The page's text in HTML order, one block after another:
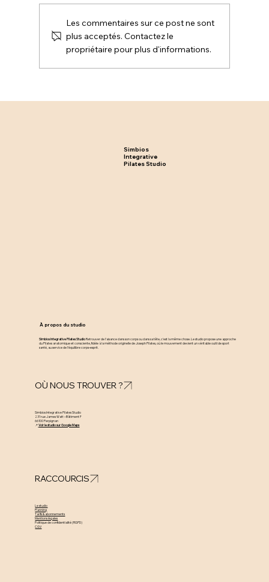
Body Summer : Préparez Votre Corps
Les commentaires sur ce post ne sont
plus acceptés. Contactez le
propriétaire pour plus d'informations.
Simbios
Integrative
Pilates Studio
À propos du studio
Simbios Integrative Pilates StudioRetrouver de l’aisance dans son corps ou dans sa tête, c’est la même chose. Le studio propose une approche
du Pilates anatomique et consciente, fidèle à la méthode originelle de Joseph Pilates, où le mouvement devient un véritable outil de sport
santé, au service de l’équilibre corps–esprit.
OÙ NOUS TROUVER ?
Simbios Integrative Pilates Studio
231 rue James Watt – Bâtiment F
66100 Perpignan
📍 Voir le studio sur Google Maps
RACCOURCIS
Le studio
Planning
Tarifs & abonnements
Mentions légales
Politique de confidentialité (RGPD)
CGV